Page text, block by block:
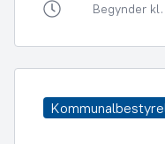
Begynder kl.